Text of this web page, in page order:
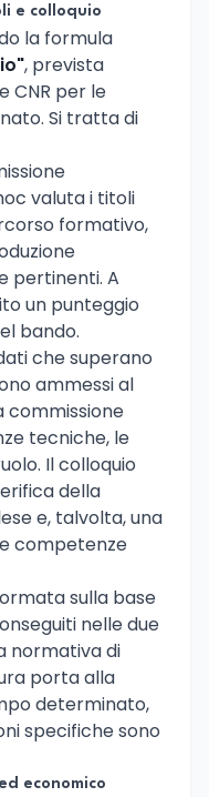
e colloquio
la formula
, prevista
CNR per le
Si tratta di
valuta i titoli
formativo,
pertinenti. A
un punteggio
bando.
che superano
ammessi al
commissione
tecniche, le
Il colloquio
della
e, talvolta, una
competenze
sulla base
nelle due
normativa di
porta alla
determinato,
specifiche sono
economico